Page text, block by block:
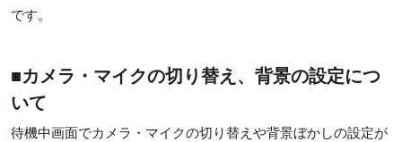
です。
■カメラ・マイクの切り替え、背景の設定につ
いて
待機中画面でカメラ・マイクの切り替えや背景ぼかしの設定が